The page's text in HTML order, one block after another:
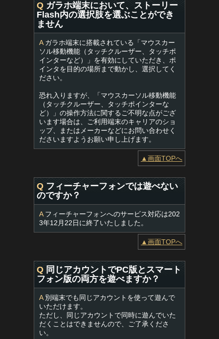
Q ガラホ端末において、ストーリー
Flash内の選択肢を選ぶことができ
ません
Aガラホ端末に搭載されている「マウスカー
ソル移動機能（タッチクルーザー、タッチポ
インターなど）」を有効にしていただき、ポ
インタを目的の場所まで動かし、選択してく
ださい。
恐れ入りますが、「マウスカーソル移動機能
（タッチクルーザー、タッチポインターな
ど）」の操作方法に関するご不明な点がござ
います場合は、ご利用端末のキャリアのショ
ップ、またはメーカーなどにお問い合わせく
ださいますようお願い申し上げます。
▲画面TOPへ
Q フィーチャーフォンでは遊べない
のですか？
Aフィーチャーフォンへのサービス対応は202
3年12月22日に終了いたしました。
▲画面TOPへ
Q 同じアカウントでPC版とスマート
フォン版の両方を遊べますか？
A別端末でも同じアカウントを使って遊んで
いただけます。
ただし、同じアカウントで同時に遊んでいた
だくことはできませんので、ご了承くださ
い。